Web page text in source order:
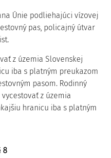
Únie podliehajúci vízovej
pas, policajný útvar
z územia Slovenskej
iba s platným preukazom
pasom. Rodinný
z územia
hranicu iba s platným
8